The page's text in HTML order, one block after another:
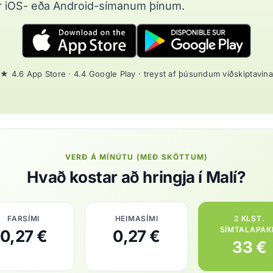
iOS- eða Android-símanum þínum.
★ 4.6 App Store · 4.4 Google Play · treyst af þúsundum viðskiptavina
VERÐ Á MÍNÚTU (MEÐ SKÖTTUM)
Hvað kostar að hringja í Malí?
FARSÍMI
0,27 €
HEIMASÍMI
0,27 €
2 KLST.
33 €